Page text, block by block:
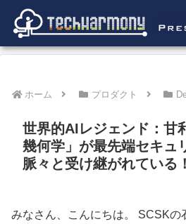
ホーム プロダクト
世界的AIレジェンド：甘
幾何学」が最先端セキュ
脈々と受け継がれている！
みなさん、こんにちは。 SCSKの